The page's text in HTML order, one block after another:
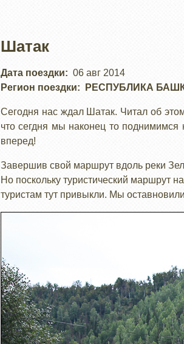
Шатак
Дата поездки
06 авг 2014
Регион поездки
РЕСПУБЛИКА
Сегодня нас ждал Шатак. Читал об
что сегдня мы наконец то поднимимся
вперед!
Завершив свой маршрут вдоль реки
Но поскольку туристический маршрут
туристам тут привыкли. Мы